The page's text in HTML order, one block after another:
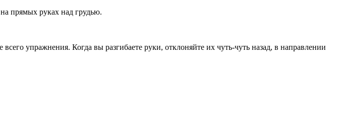
прямых руках над грудью.
упражнения. Когда вы разгибаете руки, отклоняйте их чуть-чуть назад, в направлении